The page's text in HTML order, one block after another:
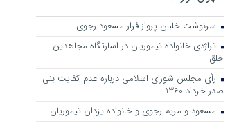
سرنوشت خلبان پرواز فرار مسعود رجوی
تراژدی خانواده تیموریان در اسارتگاه مجاهدین
خلق
رأی مجلس شورای اسلامی درباره عدم كفایت بنی
صدر خرداد 1360
مسعود و مریم رجوی و خانواده یزدان تیموریان